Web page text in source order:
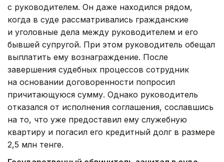
с руководителем. Он даже находился рядом,
когда в суде рассматривались гражданские
и уголовные дела между руководителем и его
бывшей супругой. При этом руководитель обещал
выплатить ему вознаграждение. После
завершения судебных процессов сотрудник
на основании договоренности попросил
причитающуюся сумму. Однако руководитель
отказался от исполнения соглашения, сославшись
на то, что уже предоставил ему служебную
квартиру и погасил его кредитный долг в размере
2,5 млн тенге.